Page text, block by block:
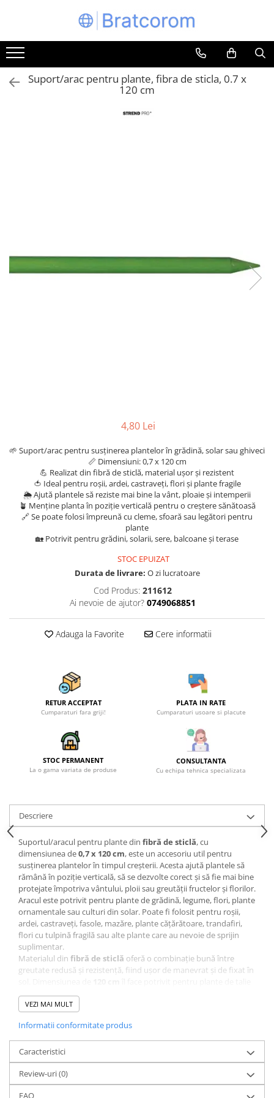
Toate Produsele
Articole animale
Adapatoare animale
Articole mobila
Articole organizare
mozaicuri
Accesorii polizare si slefuire
Accesorii vopsire si tencuire
Benzi
Sarma constructii
Scule, unelte si masini
Sfoara si franghii
Corpuri de iluminat
Aplice si plafoniere
Accesorii corpuri de iluminat
Veioze si lampi
CRACIUN
Accesorii decorative
Caciuli
Figurine si decoratiuni Craciun
Globuri
Instalatii de Craciun
Lumanari si candele
Suporturi lumanari
Cosuri de gunoi
Maturi, Mopuri si galeti
Prosoape de hartie si servetele
Saci gunoi
Servetele umede
Suport/arac pentru plante, fibra de sticla, 0.7 x
120 cm
4,80 Lei
🌱 Suport/arac pentru susținerea plantelor în grădină, solar sau ghiveci
📏 Dimensiuni: 0,7 x 120 cm
💪 Realizat din fibră de sticlă, material ușor și rezistent
🍅 Ideal pentru roșii, ardei, castraveți, flori și plante fragile
🌦️ Ajută plantele să reziste mai bine la vânt, ploaie și intemperii
🪴 Menține planta în poziție verticală pentru o creștere sănătoasă
🔗 Se poate folosi împreună cu cleme, sfoară sau legători pentru
plante
🏡 Potrivit pentru grădini, solarii, sere, balcoane și terase
STOC EPUIZAT
Durata de livrare: O zi lucratoare
Cod Produs: 211612
Ai nevoie de ajutor? 0749068851
Adauga la Favorite Cere informatii
RETUR ACCEPTAT
Cumparaturi fara griji!
PLATA IN RATE
Cumparaturi usoare si placute
STOC PERMANENT
La o gama variata de produse
CONSULTANTA
Cu echipa tehnica specializata
Descriere
Suportul/aracul pentru plante din fibră de sticlă, cu
dimensiunea de0,7 x 120 cm, este un accesoriu util pentru
susținerea plantelor în timpul creșterii. Acesta ajută plantele să
rămână în poziție verticală, să se dezvolte corect și să fie mai bine
protejate împotriva vântului, ploii sau greutății fructelor și florilor.
Aracul este potrivit pentru plante de grădină, legume, flori, plante
ornamentale sau culturi din solar. Poate fi folosit pentru roșii,
ardei, castraveți, fasole, mazăre, plante cățărătoare, trandafiri,
flori cu tulpină fragilă sau alte plante care au nevoie de sprijin
suplimentar.
Materialul din fibră de sticlă oferă o combinație bună între
greutate redusă și rezistență, fiind ușor de manevrat și de fixat în
mică și medie, atât în grădină, cât și în ghivece mari, jardiniere,
sere sau solarii.
având grijă să nu fie afectate rădăcinile. Planta poate fi prinsă de
suport cu sfoară, cleme, benzi textile sau legători speciale pentru
plante, lăsând suficient spațiu pentru creștere. Pe măsură ce
planta se dezvoltă, poziția legăturilor trebuie ajustată pentru a
evita strangularea tulpinii.
Suportul pentru plante este recomandat grădinarilor care vor să
VEZI MAI MULT
Informatii conformitate produs
Caracteristici
Review-uri(0)
FAQ